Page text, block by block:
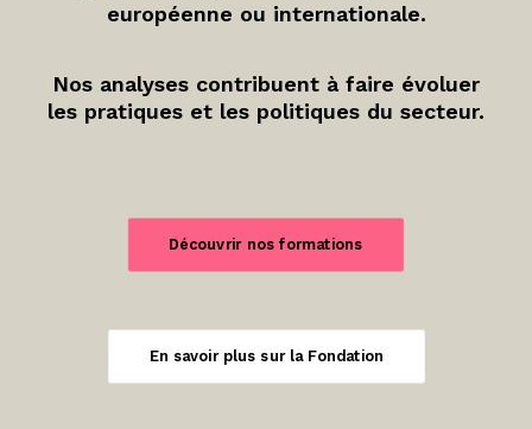
européenne ou internationale.
Nos analyses contribuent à faire évoluer
les pratiques et les politiques du secteur.
Découvrir nos formations
En savoir plus sur la Fondation